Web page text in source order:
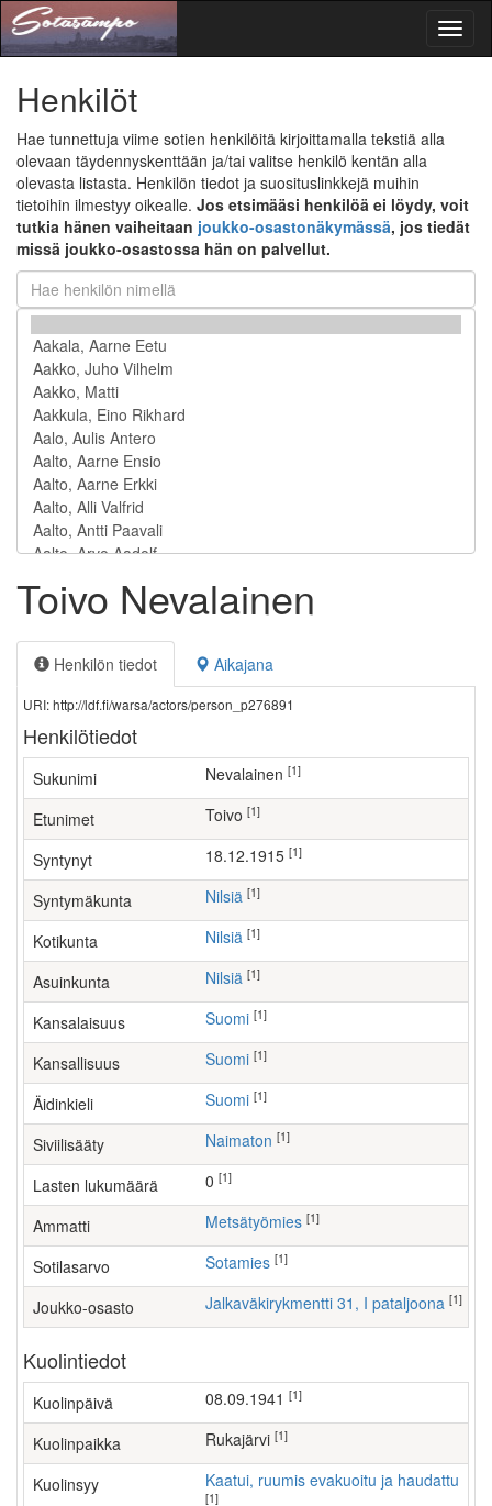
Henkilöt
Hae tunnettuja viime sotien henkilöitä kirjoittamalla tekstiä alla
olevaan täydennyskenttään ja/tai valitse henkilö kentän alla
olevasta listasta. Henkilön tiedot ja suosituslinkkejä muihin
tietoihin ilmestyy oikealle. Jos etsimääsi henkilöä ei löydy, voit
tutkia hänen vaiheitaan joukko-osastonäkymässä, jos tiedät
missä joukko-osastossa hän on palvellut.
Toivo Nevalainen
Henkilön tiedot Aikajana
URI: http://ldf.fi/warsa/actors/person_p276891
Henkilötiedot
Sukunimi Nevalainen [1]
Etunimet Toivo [1]
Syntynyt 18.12.1915 [1]
Syntymäkunta Nilsiä [1]
Kotikunta Nilsiä [1]
Asuinkunta Nilsiä [1]
Kansalaisuus Suomi [1]
Kansallisuus Suomi [1]
Äidinkieli Suomi [1]
Siviilisääty Naimaton [1]
Lasten lukumäärä [1]
Ammatti metsätyömies [1]
Sotilasarvo Sotamies [1]
Joukko-osasto Jalkaväkirykmentti 31, I pataljoona [1]
Kuolintiedot
Kuolinpäivä 08.09.1941 [1]
Kuolinpaikka Rukajärvi [1]
Kuolinsyy Kaatui, ruumis evakuoitu ja haudattu
[1]